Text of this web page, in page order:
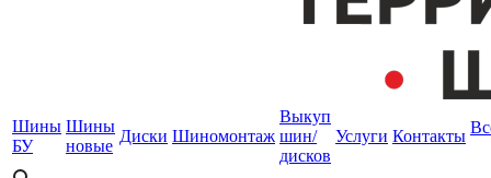
Шины
БУ
Шины
новые
Диски Шиномонтаж
Выкуп
шин/
дисков
Услуги Контакты